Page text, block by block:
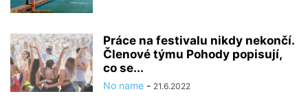
Práce na festivalu nikdy nekončí.
Členové týmu Pohody popisují,
co se...
No name - 21.6.2022